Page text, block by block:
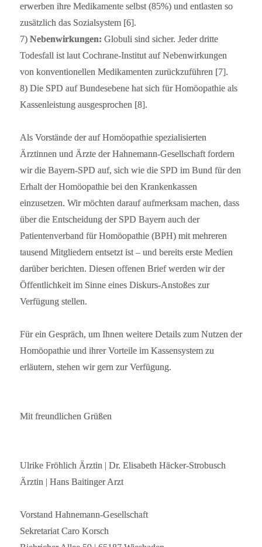
erwerben ihre Medikamente selbst (85%) und entlasten so
zusätzlich das Sozialsystem [6].
7) Nebenwirkungen: Globuli sind sicher. Jeder dritte
Todesfall ist laut Cochrane-Institut auf Nebenwirkungen
von konventionellen Medikamenten zurückzuführen [7].
8) Die SPD auf Bundesebene hat sich für Homöopathie als
Kassenleistung ausgesprochen [8].
Als Vorstände der auf Homöopathie spezialisierten
Ärztinnen und Ärzte der Hahnemann-Gesellschaft fordern
wir die Bayern-SPD auf, sich wie die SPD im Bund für den
Erhalt der Homöopathie bei den Krankenkassen
einzusetzen. Wir möchten darauf aufmerksam machen, dass
über die Entscheidung der SPD Bayern auch der
Patientenverband für Homöopathie (BPH) mit mehreren
tausend Mitgliedern entsetzt ist – und bereits erste Medien
darüber berichten. Diesen offenen Brief werden wir der
Öffentlichkeit im Sinne eines Diskurs-Anstoßes zur
Verfügung stellen.
Für ein Gespräch, um Ihnen weitere Details zum Nutzen der
Homöopathie und ihrer Vorteile im Kassensystem zu
erläutern, stehen wir gern zur Verfügung.
Mit freundlichen Grüßen
Ulrike Fröhlich Ärztin | Dr. Elisabeth Häcker-Strobusch
Ärztin | Hans Baitinger Arzt
Vorstand Hahnemann-Gesellschaft
Sekretariat Caro Korsch